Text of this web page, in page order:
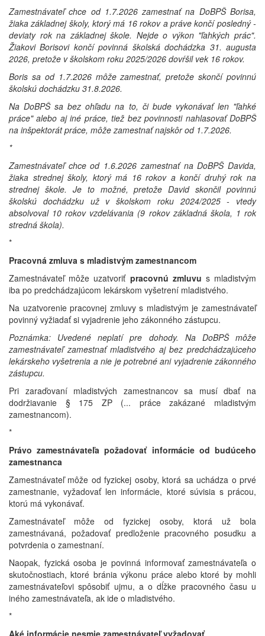
Zamestnávateľ chce od 1.7.2026 zamestnať na DoBPŠ Borisa,
žiaka základnej školy, ktorý má 16 rokov a práve končí posledný -
deviaty rok na základnej škole. Nejde o výkon "ľahkých prác".
Žiakovi Borisovi končí povinná školská dochádzka 31. augusta
2026, pretože v školskom roku 2025/2026 dovŕšil vek 16 rokov.
Boris sa od 1.7.2026 môže zamestnať, pretože skončí povinnú
školskú dochádzku 31.8.2026.
Na DoBPŠ sa bez ohľadu na to, či bude vykonávať len "ľahké
práce" alebo aj iné práce, tiež bez povinnosti nahlasovať DoBPŠ
na inšpektorát práce, môže zamestnať najskôr od 1.7.2026.
*
Zamestnávateľ chce od 1.6.2026 zamestnať na DoBPŠ Davida,
žiaka strednej školy, ktorý má 16 rokov a končí druhý rok na
strednej škole. Je to možné, pretože David skončil povinnú
školskú dochádzku už v školskom roku 2024/2025 - vtedy
absolvoval 10 rokov vzdelávania (9 rokov základná škola, 1 rok
stredná škola).
*
Pracovná zmluva s mladistvým zamestnancom
Zamestnávateľ môže uzatvoriť pracovnú zmluvu s mladistvým
iba po predchádzajúcom lekárskom vyšetrení mladistvého.
Na uzatvorenie pracovnej zmluvy s mladistvým je zamestnávateľ
povinný vyžiadať si vyjadrenie jeho zákonného zástupcu.
Poznámka: Uvedené neplatí pre dohody. Na DoBPŠ môže
zamestnávateľ zamestnať mladistvého aj bez predchádzajúceho
lekárskeho vyšetrenia a nie je potrebné ani vyjadrenie zákonného
zástupcu.
Pri zaraďovaní mladistvých zamestnancov sa musí dbať na
dodržiavanie § 175 ZP (... práce zakázané mladistvým
zamestnancom).
*
Právo zamestnávateľa požadovať informácie od budúceho
zamestnanca
Zamestnávateľ môže od fyzickej osoby, ktorá sa uchádza o prvé
zamestnanie, vyžadovať len informácie, ktoré súvisia s prácou,
ktorú má vykonávať.
Zamestnávateľ môže od fyzickej osoby, ktorá už bola
zamestnávaná, požadovať predloženie pracovného posudku a
potvrdenia o zamestnaní.
Naopak, fyzická osoba je povinná informovať zamestnávateľa o
skutočnostiach, ktoré bránia výkonu práce alebo ktoré by mohli
zamestnávateľovi spôsobiť ujmu, a o dĺžke pracovného času u
iného zamestnávateľa, ak ide o mladistvého.
*
Aké informácie nesmie zamestnávateľ vyžadovať